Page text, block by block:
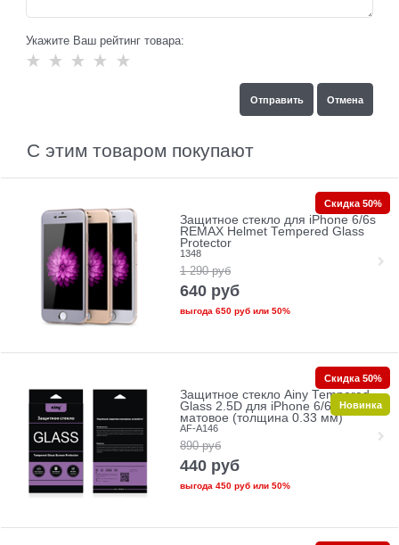
Укажите Ваш рейтинг товара:
С этим товаром покупают
Защитное стекло для iPhone 6/6s
REMAX Helmet Tempered Glass
Protector
1348
1 290 руб
640 руб
выгода 650 рубили 50%
Скидка 50%
Защитное стекло Ainy Tempered
Glass 2.5D для iPhone 6/6s
матовое (толщина 0.33 мм)
AF-A146
890 руб
440 руб
выгода 450 рубили 50%
Скидка 50%
Новинка